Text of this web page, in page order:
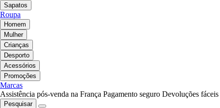
Sapatos
Roupa
Homem
Mulher
Crianças
Desporto
Acessórios
Promoções
Marcas
Assistência pós-venda na França Pagamento seguro Devoluções fáceis
Pesquisar